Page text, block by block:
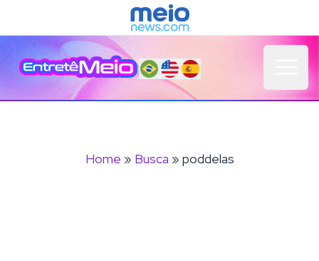
Home » Busca » poddelas